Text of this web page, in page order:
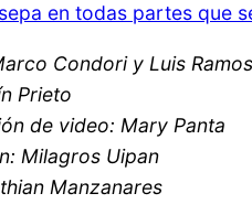
en todas partes que
Condori y Luis Ramos
Prieto
de video: Mary Panta
Milagros Uipan
Manzanares